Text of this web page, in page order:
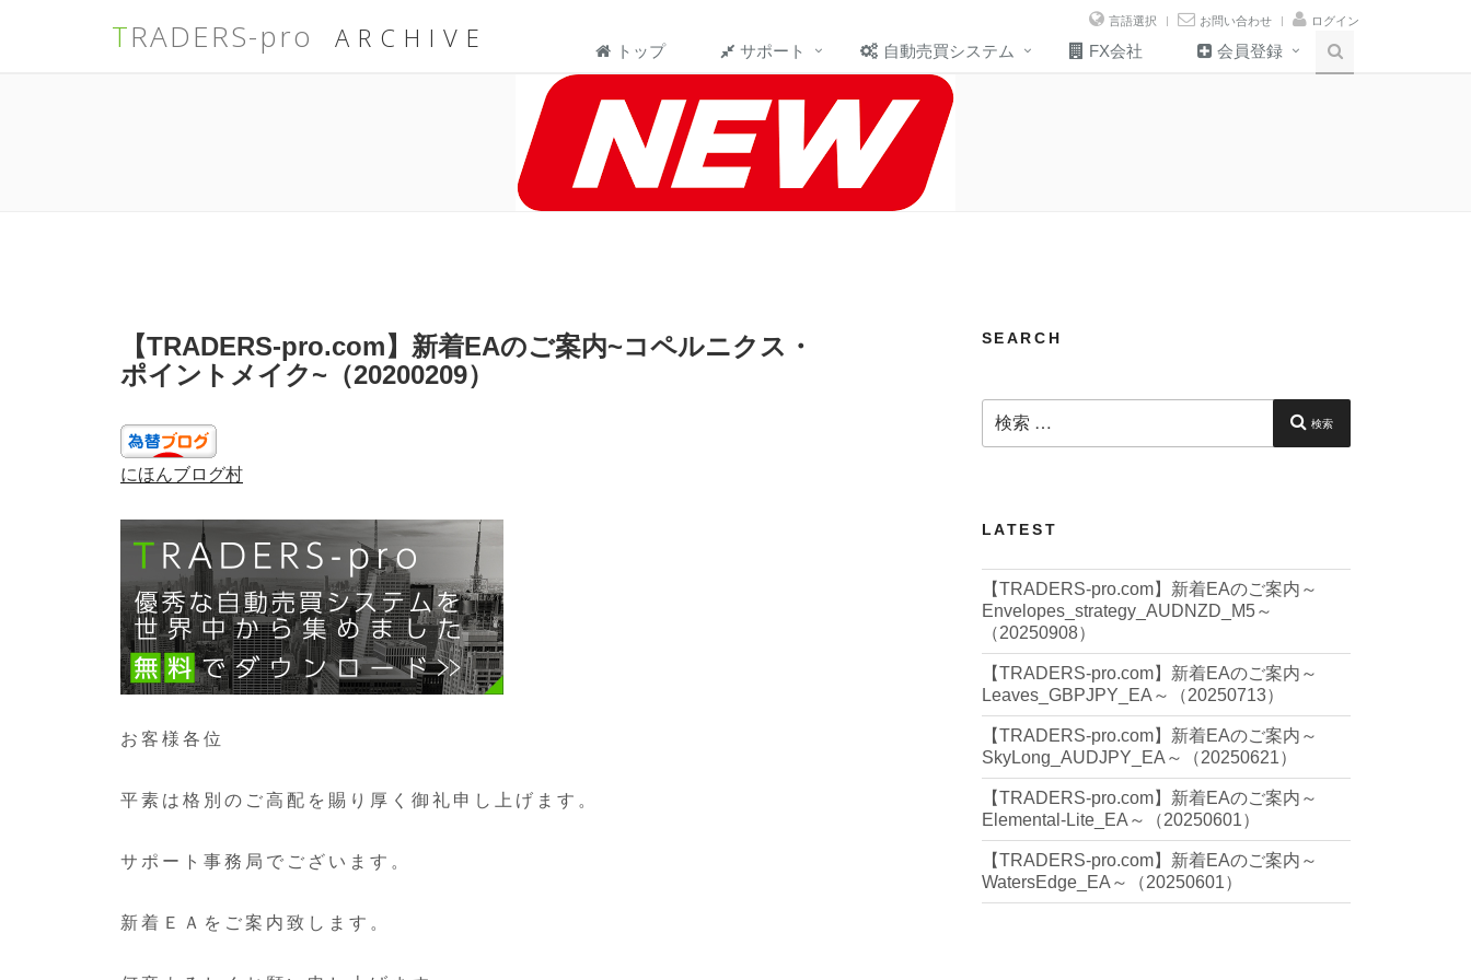
TRADERS-pro ARCHIVE 言語選択 お問い合わせ ログイン
トップ サポート 自動売買システム FX会社
会員登録
日:
【TRADERS-pro.com】新着EAのご案内~コペルニクス・
ポイントメイク~（20200209）
にほんブログ村
お客様各位
平素は格別のご高配を賜り厚く御礼申し上げます。
サポート事務局でございます。
新着ＥＡをご案内致します。
SEARCH
検
索:
検索
LATEST
【TRADERS-pro.com】新着EAのご案内～
Envelopes_strategy_AUDNZD_M5～
（20250908）
【TRADERS-pro.com】新着EAのご案内～
Leaves_GBPJPY_EA～（20250713）
【TRADERS-pro.com】新着EAのご案内～
SkyLong_AUDJPY_EA～（20250621）
【TRADERS-pro.com】新着EAのご案内～
Elemental-Lite_EA～（20250601）
【TRADERS-pro.com】新着EAのご案内～
WatersEdge_EA～（20250601）